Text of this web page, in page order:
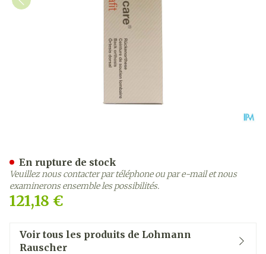
121,18 €
En rupture de stock
Veuillez nous contacter par téléphone ou par e-mail et nous
examinerons ensemble les possibilités.
Voir tous les produits de Lohmann
Rauscher